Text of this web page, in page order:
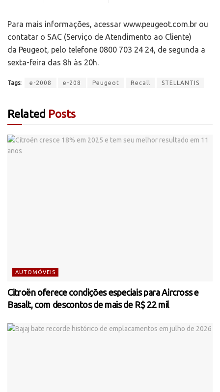
Para mais informações, acessar www.peugeot.com.br ou
contatar o SAC (Serviço de Atendimento ao Cliente)
da Peugeot, pelo telefone 0800 703 24 24, de segunda a
sexta-feira das 8h às 20h.
Tags: e-2008 e-208 Peugeot Recall STELLANTIS
Related Posts
AUTOMÓVEIS
Citroën oferece condições especiais para Aircross e
Basalt, com descontos de mais de R$ 22 mil